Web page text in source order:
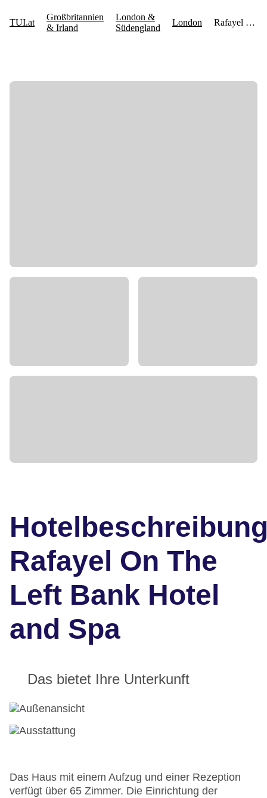
Rafayel On The
Left Bank Hotel
and Spa
Das bietet Ihre Unterkunft
Das Haus mit einem Aufzug und einer Rezeption
verfügt über 65 Zimmer. Die Einrichtung der